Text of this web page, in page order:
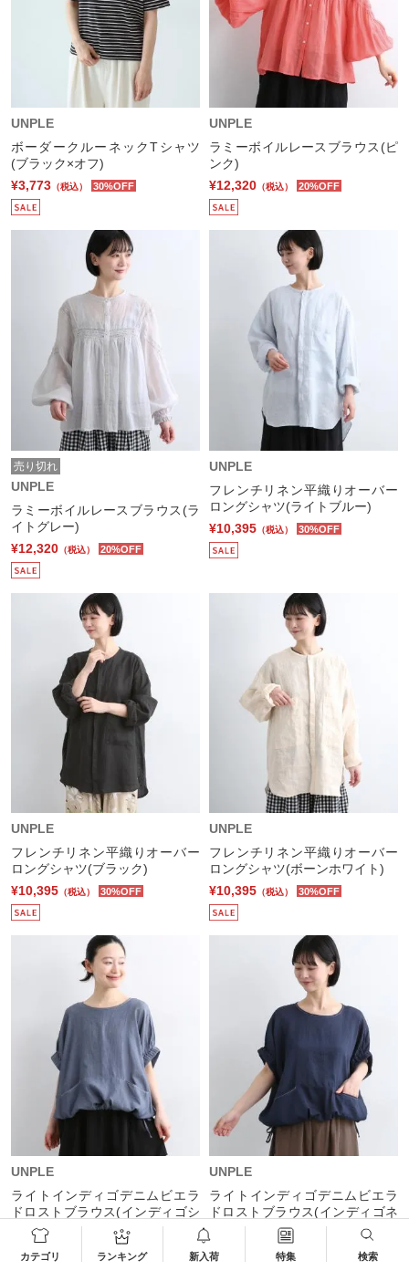
カテゴリ ランキング 新入荷 特集 検索
UNPLE
ボーダークルーネックTシャツ
(ブラック×オフ)
¥3,773 （税込） 30%OFF
UNPLE
ラミーボイルレースブラウス(ピ
ンク)
¥12,320 （税込） 20%OFF
売り切れ
UNPLE
ラミーボイルレースブラウス(ラ
イトグレー)
¥12,320 （税込） 20%OFF
UNPLE
フレンチリネン平織りオーバー
ロングシャツ(ライトブルー)
¥10,395 （税込） 30%OFF
UNPLE
フレンチリネン平織りオーバー
ロングシャツ(ブラック)
¥10,395 （税込） 30%OFF
UNPLE
フレンチリネン平織りオーバー
ロングシャツ(ボーンホワイト)
¥10,395 （税込） 30%OFF
UNPLE
ライトインディゴデニムビエラ
ドロストブラウス(インディゴシ
ャンブレー)
¥7,832（税込） 20%OFF
UNPLE
ライトインディゴデニムビエラ
ドロストブラウス(インディゴネ
イビー)
¥7,832
（税込） 20%OFF